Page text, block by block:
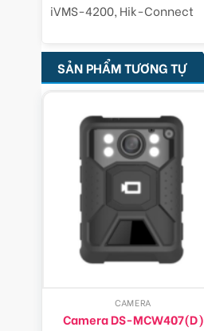
iVMS-4200, Hik-Connect
SẢN PHẨM TƯƠNG TỰ
CAMERA
Camera DS-MCW407(D)